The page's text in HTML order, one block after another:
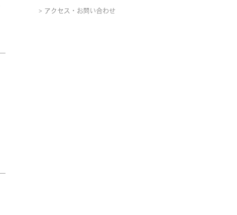
アクセス・お問い合わせ